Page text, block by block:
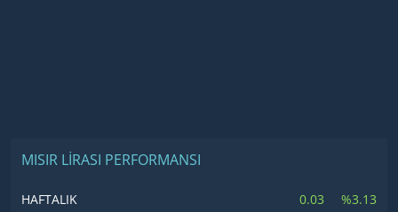
MISIR LIRASI PERFORMANSI
HAFTALIK 0.03
%3.13